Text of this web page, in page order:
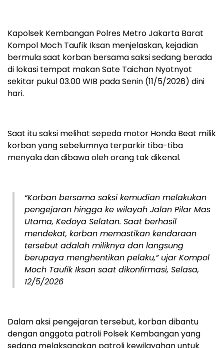
Kapolsek Kembangan Polres Metro Jakarta Barat
Kompol Moch Taufik Iksan menjelaskan, kejadian
bermula saat korban bersama saksi sedang berada
di lokasi tempat makan Sate Taichan Nyotnyot
sekitar pukul 03.00 WIB pada Senin (11/5/2026) dini
hari.
Saat itu saksi melihat sepeda motor Honda Beat milik
korban yang sebelumnya terparkir tiba-tiba
menyala dan dibawa oleh orang tak dikenal.
“Korban bersama saksi kemudian melakukan
pengejaran hingga ke wilayah Jalan Pilar Mas
Utama, Kedoya Selatan. Saat berhasil
mendekat, korban memastikan kendaraan
tersebut adalah miliknya dan langsung
berupaya menghentikan pelaku,” ujar Kompol
Moch Taufik Iksan saat dikonfirmasi, Selasa,
12/5/2026
Dalam aksi pengejaran tersebut, korban dibantu
dengan anggota patroli Polsek Kembangan yang